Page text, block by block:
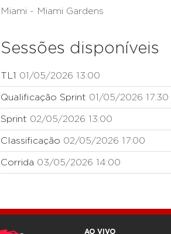
Miami - Miami Gardens
Sessões disponíveis
TL1 01/05/2026 13:00
Qualificação Sprint 01/05/2026 17:30
Sprint 02/05/2026 13:00
Classificação 02/05/2026 17:00
Corrida 03/05/2026 14:00
AO VIVO